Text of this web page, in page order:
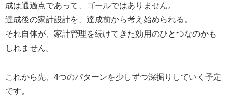
成は通過点であって、ゴールではありません。
達成後の家計設計を、達成前から考え始められる。
それ自体が、家計管理を続けてきた効用のひとつなのかも
しれません。
これから先、4つのパターンを少しずつ深掘りしていく予定
です。